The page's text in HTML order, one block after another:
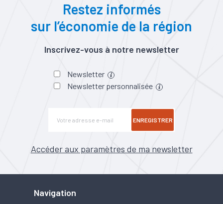
Restez informés
sur l’économie de la région
Inscrivez-vous à notre newsletter
Newsletter
Newsletter personnalisée
ENREGISTRER
Accéder aux paramètres de ma newsletter
Navigation